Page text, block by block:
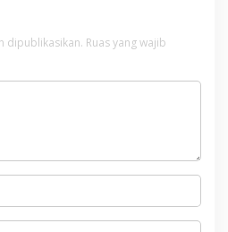
dipublikasikan. Ruas yang wajib